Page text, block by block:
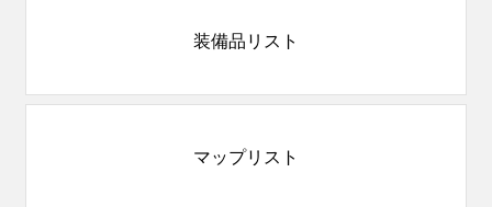
装備品リスト
マップリスト